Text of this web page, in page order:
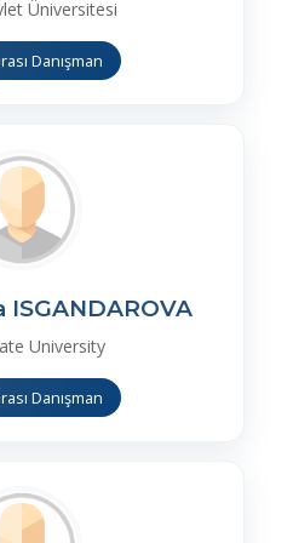
Üniversitesi
Danışman
ISGANDAROVA
University
Danışman